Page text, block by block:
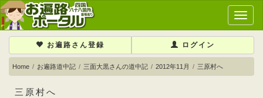
メ
イ
メ
ュ
お遍路さん登録 ログイン
Home お遍路道中記 三面大黒さんの道中記 2012年11月 三原村へ
三原村へ